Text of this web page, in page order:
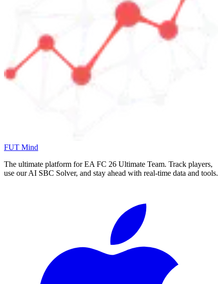
FUT Mind
The ultimate platform for EA FC 26 Ultimate Team. Track players,
use our AI SBC Solver, and stay ahead with real-time data and tools.